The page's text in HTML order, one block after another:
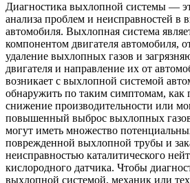
Диагностика выхлопной системы —
анализа проблем и неисправностей в
автомобиля. Выхлопная система
компонентом двигателя автомобиля,
удаление выхлопных газов и
двигателя и направление их от
возникает с выхлопной системой
обнаружить по таким симптомам,
снижение производительности или
повышенный выброс выхлопных
могут иметь множество
поврежденной выхлопной трубы и
неисправностью каталитического
кислородного датчика. Чтобы
выхлопной системой, механик или